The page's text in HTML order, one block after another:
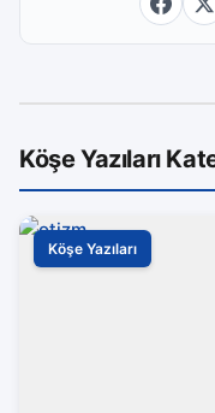
Köşe Yazıları
Köşe Yazıları